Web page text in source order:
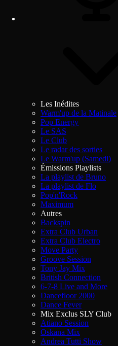
Les Inédites
Warm'up de la Matinale
Pop Energy
Le SAS
Le Club
Le radar des sorties
Le Warm'up (Samedi)
Émissions Playlists
La playlist de Bruno
La playlist de Flo
Pop'n'Rock
Maximum
Autres
Backspin
Extra Club Urban
Extra Club Electro
Move Party
Groove Session
Tony Jay Mix
British Connection
6-7-8 Live and More
Dancefloor 2000
Dance Fever
Mix Exclus SLY Club
Atiano Session
Oskana Mix
Andrea Tutti Show